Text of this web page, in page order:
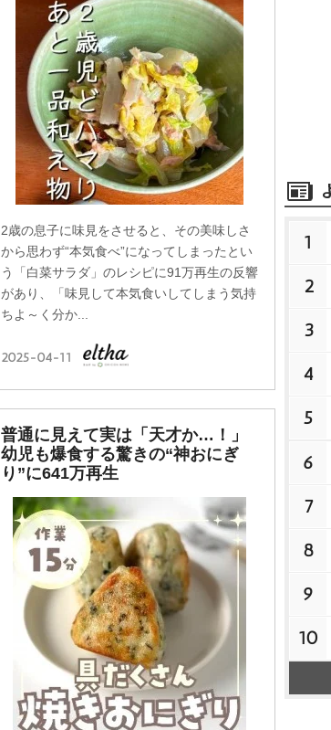
2歳の息子に味見をさせると、その美味しさ
から思わず“本気食べ”になってしまったとい
う「白菜サラダ」のレシピに91万再生の反響
があり、「味見して本気食いしてしまう気持
ちよ～く分か...
2025-04-11
普通に見えて実は「天才か…！」
幼児も爆食する驚きの“神おにぎ
り”に641万再生
1
2
3
4
5
6
7
8
9
10